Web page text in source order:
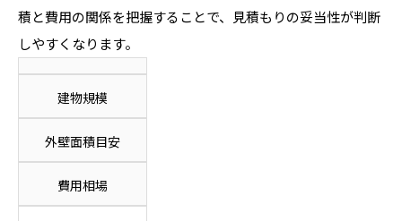
積と費用の関係を把握することで、見積もりの妥当性が判断
しやすくなります。
建物規模
外壁面積目安
費用相場